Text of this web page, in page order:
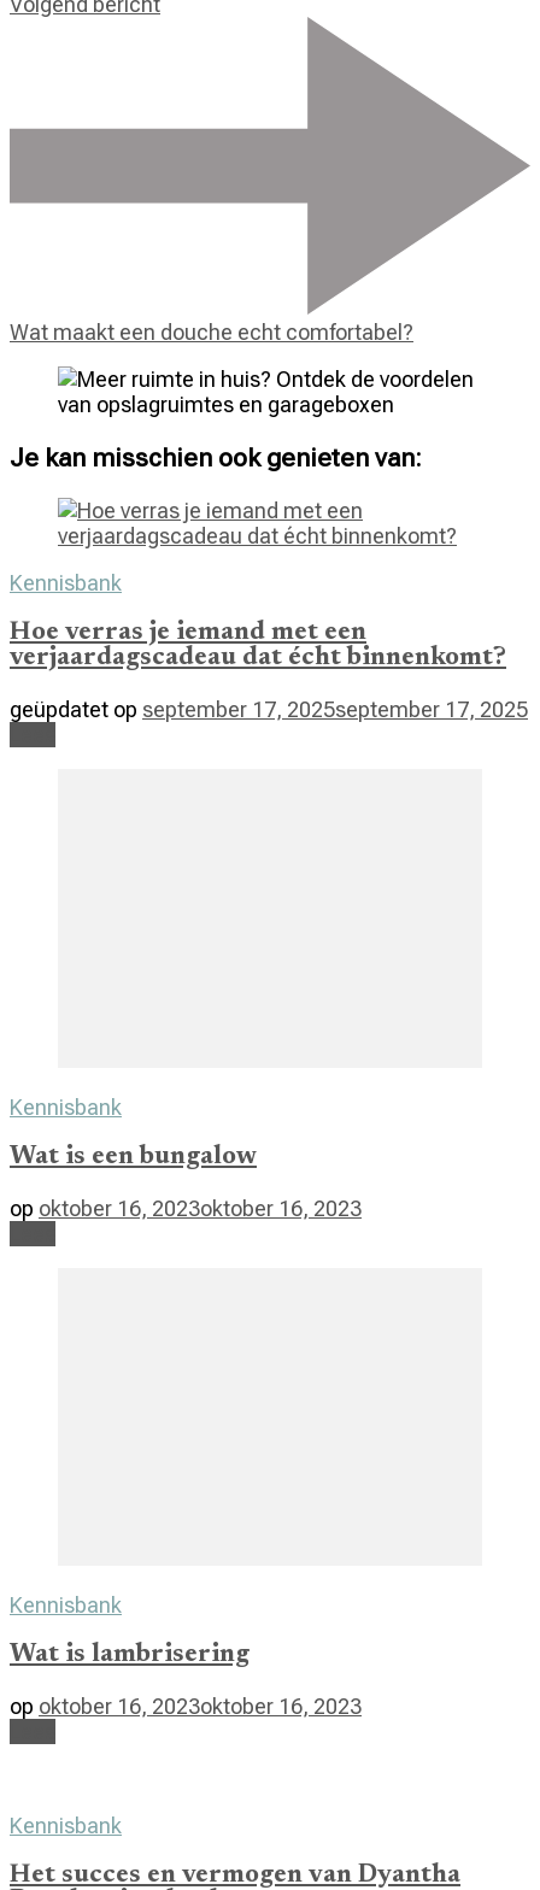
Wat maakt een douche echt comfortabel?
Je kan misschien ook genieten van:
Kennisbank
Hoe verras je iemand met een
verjaardagscadeau dat écht binnenkomt?
geüpdatet op september 17, 2025september 17, 2025
Kennisbank
Wat is een bungalow
op oktober 16, 2023oktober 16, 2023
Kennisbank
Wat is lambrisering
op oktober 16, 2023oktober 16, 2023
Kennisbank
Het succes en vermogen van Dyantha